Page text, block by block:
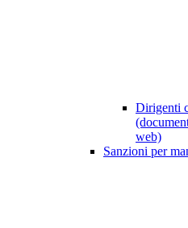
Dirigenti
web)
Sanzioni per